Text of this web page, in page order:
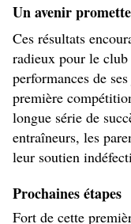
Un avenir
Ces résultats
radieux pour le
performances de
première
longue série de
entraîneurs, les
leur soutien
Prochaines étapes
Fort de cette